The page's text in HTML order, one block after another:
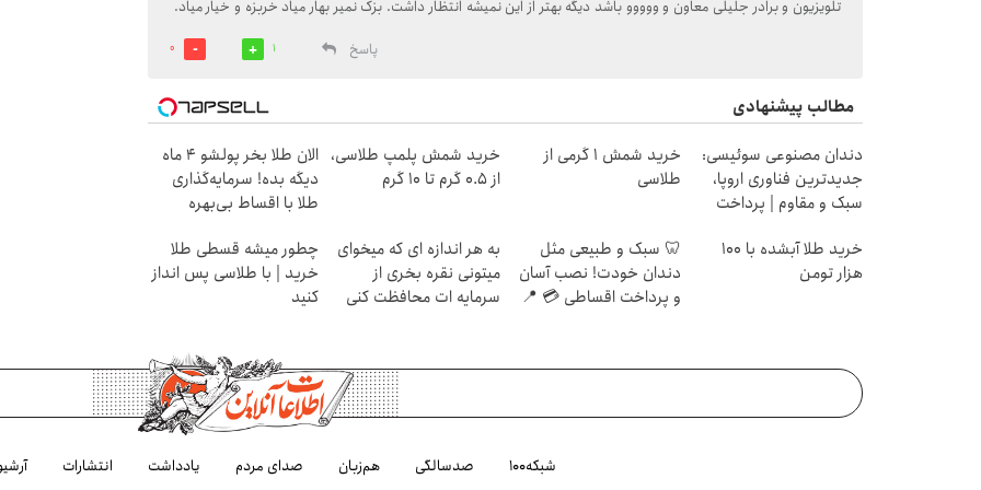
تلویزیون و برادر جلیلی معاون و ووووو باشد دیگه بهتر از این نمیشه انتظار داشت. بزک نمیر بهار میاد خربزه و خیار میاد.
پاسخ
1
0
مطالب پیشنهادی
دندان مصنوعی سوئیسی:
جدیدترین فناوری اروپا،
سبک و مقاوم | پرداخت
خرید شمش 1 گرمی از
طلاسی
خرید شمش پلمپ طلاسی،
از ۰.۵ گرم تا ۱۰ گرم
الان طلا بخر پولشو 4 ماه
دیگه بده! سرمایه‌گذاری
طلا با اقساط بی‌بهره
خرید طلا آبشده با 100
هزار تومن
🦷 سبک و طبیعی مثل
دندان خودت! نصب آسان
و پرداخت اقساطی 💳 📍
به هر اندازه ای که میخوای
میتونی نقره بخری از
سرمایه ات محافظت کنی
چطور میشه قسطی طلا
خرید | با طلاسی پس انداز
کنید
شبکه۱۰۰ صدسالگی هم‌زبان صدای مردم یادداشت انتشارات